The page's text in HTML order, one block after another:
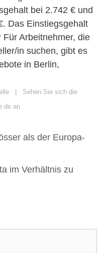
bei 2.742 € und
Das Einstiegsgehalt
Arbeitnehmer, die
in suchen, gibt es
in Berlin,
| Sehen Sie sich die
an
als der Europa-
im Verhältnis zu